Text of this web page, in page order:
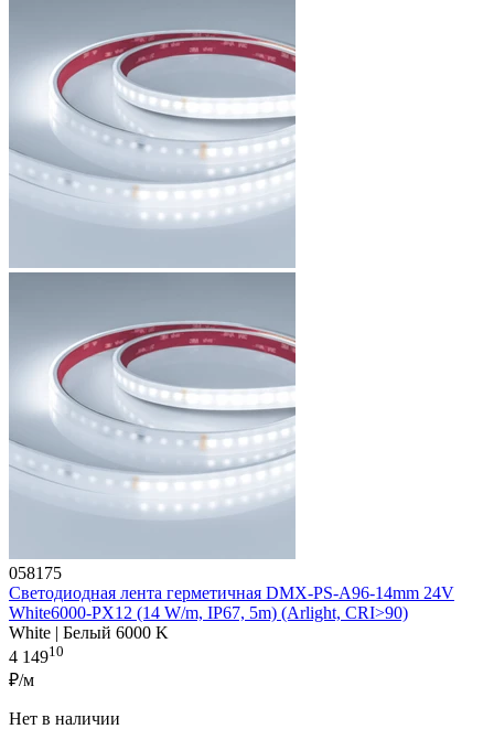
058175
Светодиодная лента герметичная DMX-PS-A96-14mm 24V
White6000-PX12 (14 W/m, IP67, 5m) (Arlight, CRI>90)
White | Белый 6000 K
4 14910
₽/м
Нет в наличии